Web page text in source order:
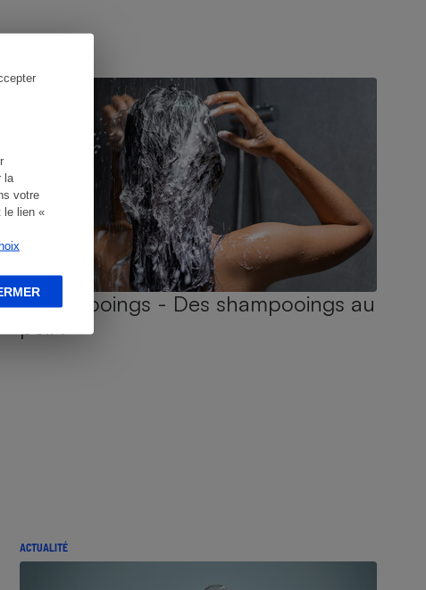
la
votre
le lien «
Shampooings - Des shampooings au
poil !
ACTUALITÉ